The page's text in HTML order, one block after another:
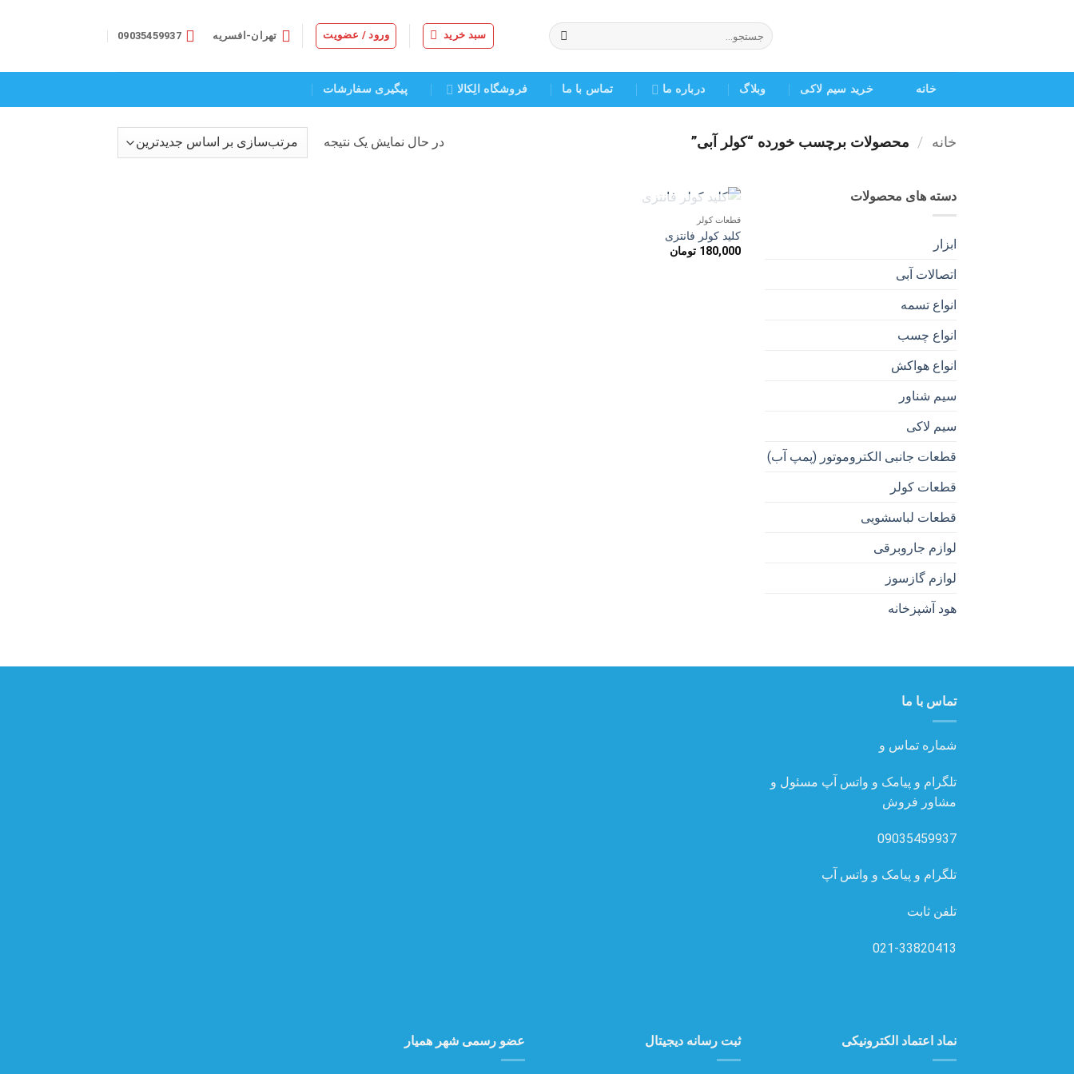
جستجو
برای:
سبد خرید ورود / عضویت تهران-افسریه 09035459937
خانه خرید سیم لاکی وبلاگ درباره ما تماس با ما فروشگاه الِکالا پیگیری سفارشات
خانه / محصولات برچسب خورده “کولر آبی” در حال نمایش یک نتیجه
دسته های محصولات
ابزار
اتصالات آبی
انواع تسمه
انواع چسب
انواع هواکش
سیم شناور
سیم لاکی
قطعات جانبی الکتروموتور (پمپ آب)
قطعات کولر
قطعات لباسشویی
لوازم جاروبرقی
لوازم گازسوز
هود آشپزخانه
قطعات کولر
کلید کولر فانتزی
180,000 تومان
تماس با ما
شماره تماس و
تلگرام و پیامک و واتس آپ مسئول و
مشاور فروش
09035459937
تلگرام و پیامک و واتس آپ
تلفن ثابت
021-33820413
نماد اعتماد الکترونیکی ثبت رسانه دیجیتال عضو رسمی شهر همیار